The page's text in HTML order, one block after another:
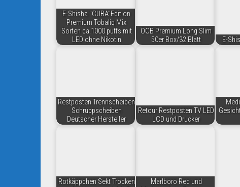
E-Shisha "CUBA"Edition
Premium Tobaliq Mix
Sorten ca.1000 puffs mit
LED ohne Nikotin
OCB Premium Long Slim
50er Box/32 Blatt
E-
Restposten Trennscheiben
Schruppscheiben
Deutscher Hersteller
Retour Restposten TV LED
LCD und Drucker
Rotkäppchen Sekt Trocken
Marlboro Red und